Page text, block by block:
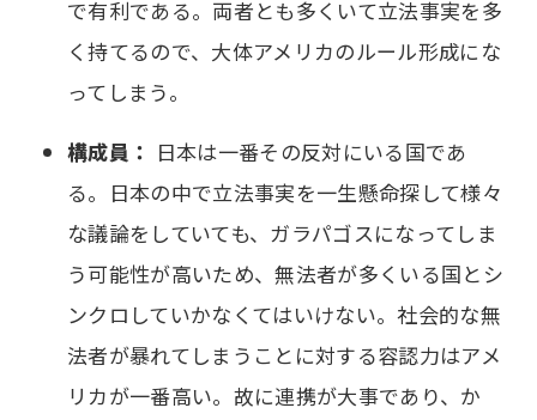
で有利である。両者とも多くいて立法事実を多
く持てるので、大体アメリカのルール形成にな
ってしまう。
構成員： 日本は一番その反対にいる国であ
る。日本の中で立法事実を一生懸命探して様々
な議論をしていても、ガラパゴスになってしま
う可能性が高いため、無法者が多くいる国とシ
ンクロしていかなくてはいけない。社会的な無
法者が暴れてしまうことに対する容認力はアメ
リカが一番高い。故に連携が大事であり、か